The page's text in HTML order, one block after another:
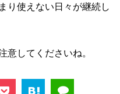
り使えない日々が継続し
意してくださいね。